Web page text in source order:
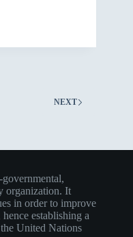
NEXT
organization. It
in order to improve
establishing a
United Nations